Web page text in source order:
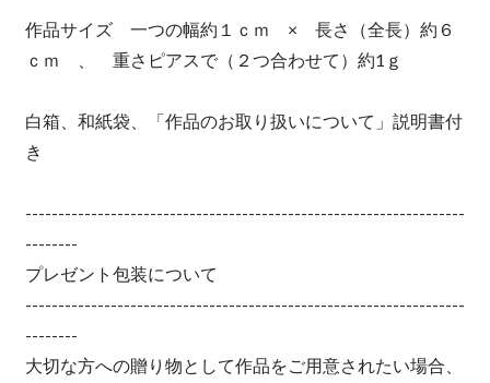
作品サイズ 一つの幅約１ｃｍ × 長さ（全長）約６
ｃｍ 、 重さピアスで（２つ合わせて）約1ｇ
白箱、和紙袋、「作品のお取り扱いについて」説明書付
き
-------------------------------------------------------------------
--------
プレゼント包装について
-------------------------------------------------------------------
--------
大切な方への贈り物として作品をご用意されたい場合、